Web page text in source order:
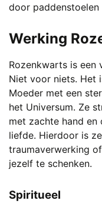
door paddenstoelen
Werking
Rozenkwarts is een
Niet voor niets. Het
Moeder met een
het Universum. Ze
met zachte hand en
liefde. Hierdoor is
traumaverwerking
jezelf te schenken.
Spiritueel